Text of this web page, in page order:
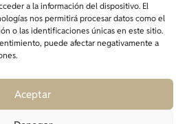
a la información del dispositivo. El
nos permitirá procesar datos como el
o las identificaciones únicas en este sitio.
puede afectar negativamente a
Aceptar